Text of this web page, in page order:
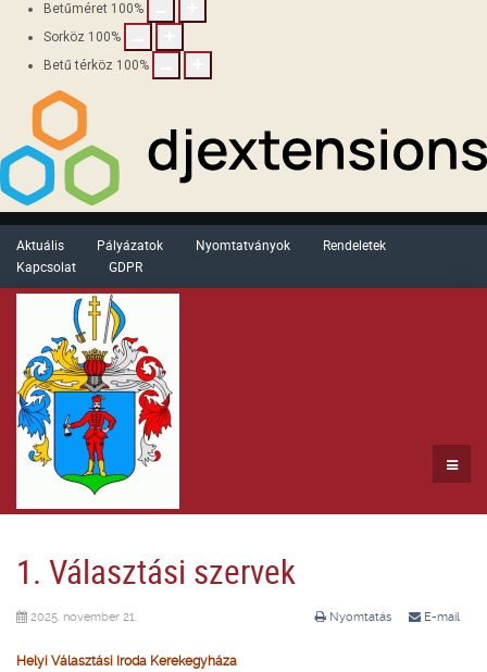
Betűméret 100%
Sorköz 100%
Betű térköz 100%
Aktuális Pályázatok Nyomtatványok
Rendeletek
Kapcsolat
GDPR
1. Választási szervek
Nyomtatás E-mail
2025. november 21.
Helyi Választási Iroda Kerekegyháza